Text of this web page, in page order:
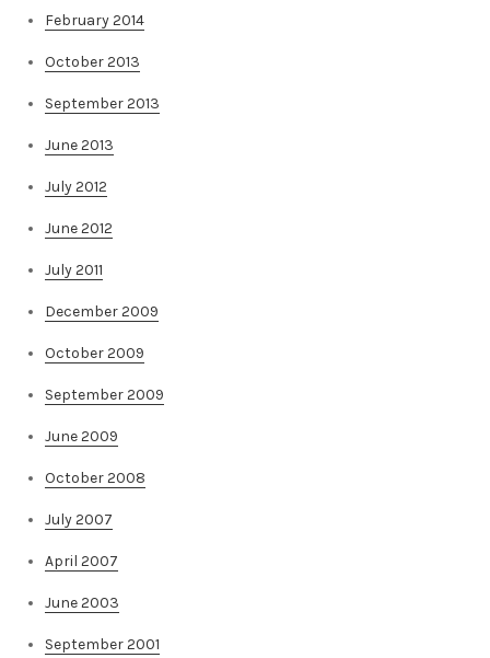
February 2014
October 2013
September 2013
June 2013
July 2012
June 2012
July 2011
December 2009
October 2009
September 2009
June 2009
October 2008
July 2007
April 2007
June 2003
September 2001